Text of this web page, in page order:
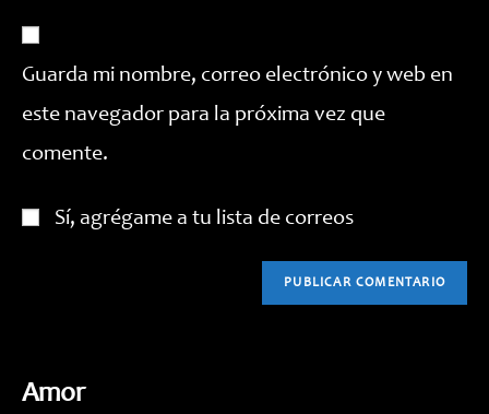
para
comentar
(opcional)
Guarda mi nombre, correo electrónico y web en
este navegador para la próxima vez que
comente.
Sí, agrégame a tu lista de correos
Amor